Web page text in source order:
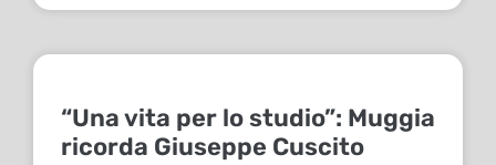
“Una vita per lo studio”: Muggia
ricorda Giuseppe Cuscito